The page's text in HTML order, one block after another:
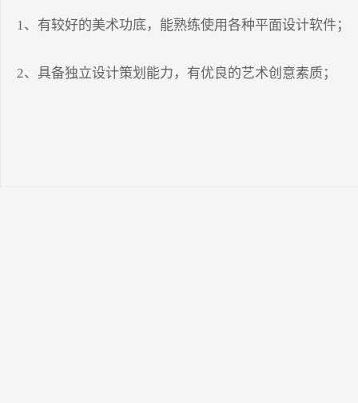
1、有较好的美术功底，能熟练使用各种平面设计软件；
2、具备独立设计策划能力，有优良的艺术创意素质；